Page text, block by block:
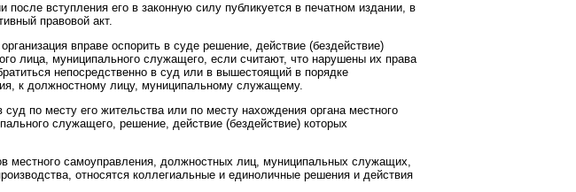
вступления его в законную силу публикуется в печатном издании, в
правовой акт.
вправе оспорить в суде решение, действие (бездействие)
лица, муниципального служащего, если считают, что нарушены их права
непосредственно в суд или в вышестоящий в порядке
к должностному лицу, муниципальному служащему.
по месту его жительства или по месту нахождения органа местного
служащего, решение, действие (бездействие) которых
местного самоуправления, должностных лиц, муниципальных служащих,
относятся коллегиальные и единоличные решения и действия